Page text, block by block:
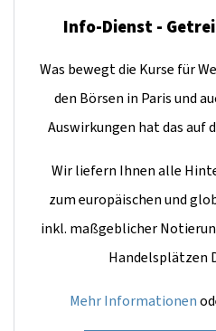
Info-Dienst -
Was bewegt die Kurse für
den Börsen in Paris und
Auswirkungen hat das auf
Wir liefern Ihnen alle
zum europäischen und
inkl. maßgeblicher
Handelsplätzen
Mehr Informationen